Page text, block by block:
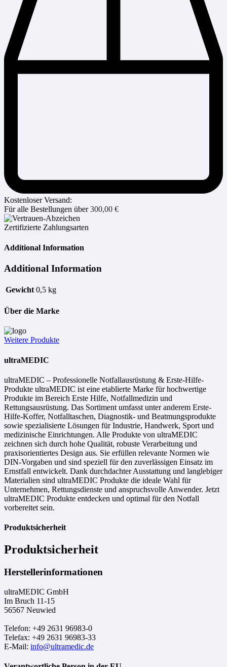
Kostenloser Versand:
Für alle Bestellungen über300,00 €
Zertifizierte Zahlungsarten
Additional Information
Additional Information
Gewicht 0,5 kg
Über die Marke
Weitere Produkte
ultraMEDIC
ultraMEDIC – Professionelle Notfallausrüstung & Erste-Hilfe-
Produkte ultraMEDIC ist eine etablierte Marke für hochwertige
Produkte im Bereich Erste Hilfe, Notfallmedizin und
Rettungsausrüstung. Das Sortiment umfasst unter anderem Erste-
Hilfe-Koffer, Notfalltaschen, Diagnostik- und Beatmungsprodukte
sowie spezialisierte Lösungen für Industrie, Handwerk, Sport und
medizinische Einrichtungen. Alle Produkte von ultraMEDIC
zeichnen sich durch hohe Qualität, robuste Verarbeitung und
praxisorientiertes Design aus. Sie erfüllen relevante Normen wie
DIN-Vorgaben und sind speziell für den zuverlässigen Einsatz im
Ernstfall entwickelt. Dank durchdachter Ausstattung und langlebiger
Materialien sind ultraMEDIC Produkte die ideale Wahl für
Unternehmen, Rettungsdienste und anspruchsvolle Anwender. Jetzt
ultraMEDIC Produkte entdecken und optimal für den Notfall
vorbereitet sein.
Produktsicherheit
Produktsicherheit
Herstellerinformationen
ultraMEDIC GmbH
Im Bruch 11-15
56567 Neuwied
Telefon: +49 2631 96983-0
Telefax: +49 2631 96983-33
E-Mail: info@ultramedic.de